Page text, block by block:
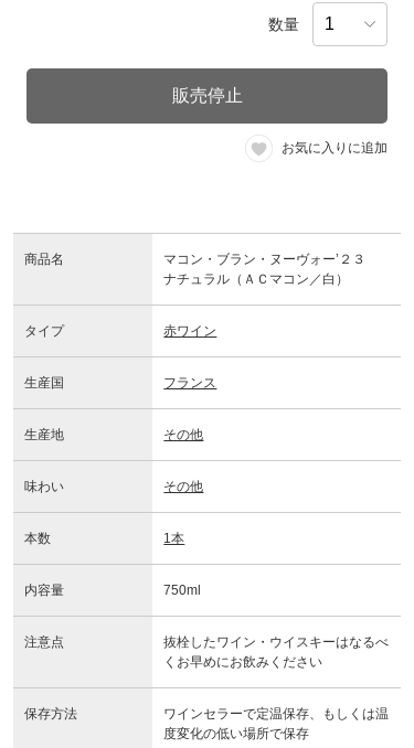
数量
販売停止
お気に入りに追加
商品名
マコン・ブラン・ヌーヴォー’２３
ナチュラル（ＡＣマコン／白）
タイプ 赤ワイン
生産国 フランス
生産地 その他
味わい その他
本数 1本
内容量 750ml
注意点
抜栓したワイン・ウイスキーはなるべ
くお早めにお飲みください
保存方法
ワインセラーで定温保存、もしくは温
度変化の低い場所で保存